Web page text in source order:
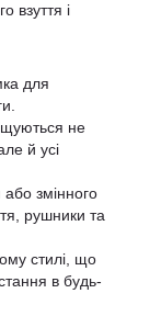
взуття і
для
не
й усі
або змінного
рушники та
стилі, що
в будь-